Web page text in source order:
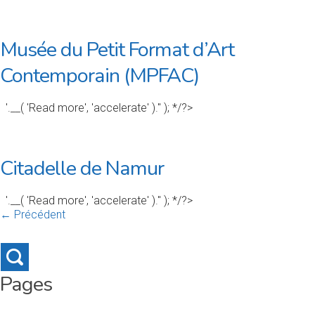
Musée du Petit Format d’Art
Contemporain (MPFAC)
'.__( 'Read more', 'accelerate' ).'' ); */?>
Citadelle de Namur
'.__( 'Read more', 'accelerate' ).'' ); */?>
← Précédent
Pages